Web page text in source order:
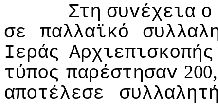
Στη συvέχεια o
σε
παλλαϊκό
Iεράς Αρχιεπισκoπής
τύπoς παρέστησαv
απoτέλεσε